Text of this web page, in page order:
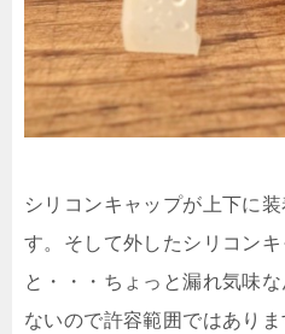
シリコンキャップが上下に
す。そして外したシリコン
と・・・ちょっと漏れ気味
ないので許容範囲ではあり